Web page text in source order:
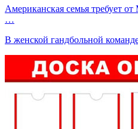
Американская семья требует
…
В женской гандбольной